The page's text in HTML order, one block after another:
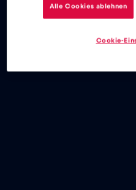
Alle Cookies ablehnen
Cookie-